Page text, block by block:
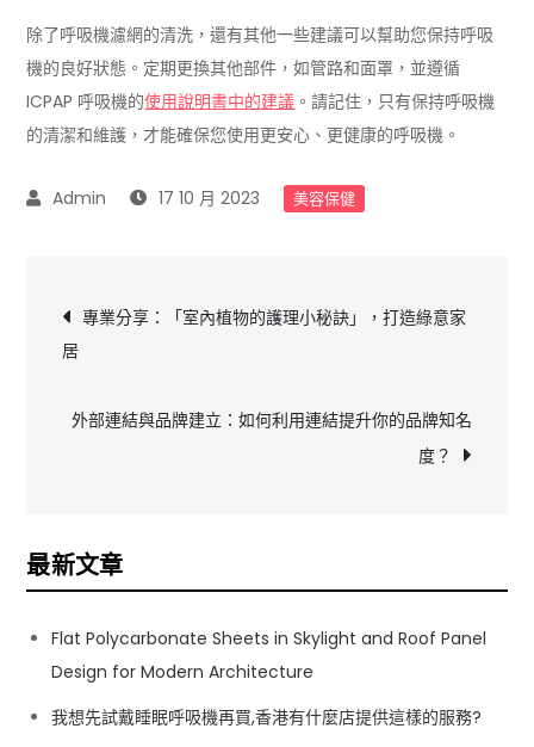
除了呼吸機濾網的清洗，還有其他一些建議可以幫助您保持呼吸
機的良好狀態。定期更換其他部件，如管路和面罩，並遵循
ICPAP 呼吸機的使用說明書中的建議 。請記住，只有保持呼吸機
的清潔和維護，才能確保您使用更安心、更健康的呼吸機。
17 10 月 2023 美容保健
文
章
導
專業分享：「室內植物的護理小秘訣」，打造綠意家
居
外部連結與品牌建立：如何利用連結提升你的品牌知名
度？
最新文章
Flat Polycarbonate Sheets in Skylight and Roof Panel
Design for Modern Architecture
我想先試戴睡眠呼吸機再買,香港有什麼店提供這樣的服務?